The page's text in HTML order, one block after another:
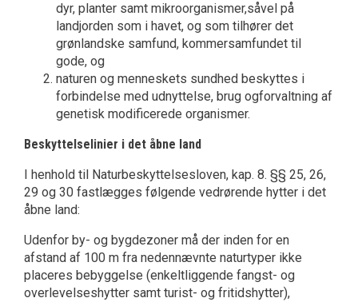
dyr, planter samt mikroorganismer,såvel på
landjorden som i havet, og som tilhører det
grønlandske samfund, kommersamfundet til
gode, og
naturen og menneskets sundhed beskyttes i
forbindelse med udnyttelse, brug ogforvaltning af
genetisk modificerede organismer.
Beskyttelselinier i det åbne land
I henhold til Naturbeskyttelsesloven, kap. 8. §§ 25, 26,
29 og 30 fastlægges følgende vedrørende hytter i det
åbne land:
Udenfor by- og bygdezoner må der inden for en
afstand af 100 m fra nedennævnte naturtyper ikke
placeres bebyggelse (enkeltliggende fangst- og
overlevelseshytter samt turist- og fritidshytter),